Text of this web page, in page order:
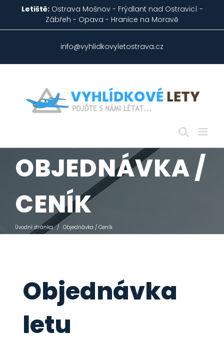
Letiště:Ostrava Mošnov - Frýdlant nad Ostravicí -
Zábřeh - Opava - Hranice na Moravě
info@vyhlidkovyletostrava.cz
OBJEDNÁVKA /
CENÍK
Úvodní stránka / Objednávka / Ceník
Objednávka
letu